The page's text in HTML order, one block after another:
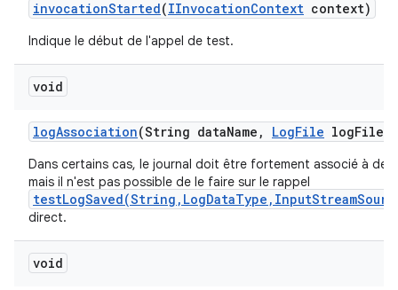
invocationStarted(IInvocationContext context)
Indique le début de l'appel de test.
void
logAssociation(String dataName , LogFile logFile)
Dans certains cas, le journal doit être fortement associé à
mais il n'est pas possible de le faire sur le rappel
direct.
void